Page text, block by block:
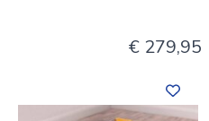
€ 279,95